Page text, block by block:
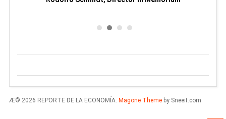
Æ© 2026 REPORTE DE LA ECONOMÍA. Magone Themeby Sneeit.com